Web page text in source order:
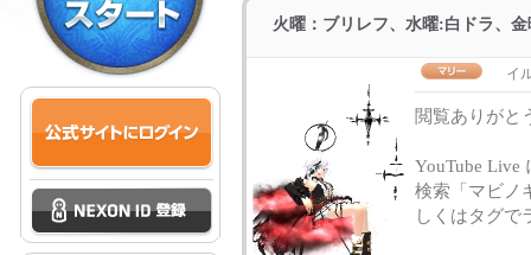
火曜：ブリレフ、水曜:白ドラ、
イ
閲覧ありがと
YouTube Live
検索「マビノ
しくはタグで